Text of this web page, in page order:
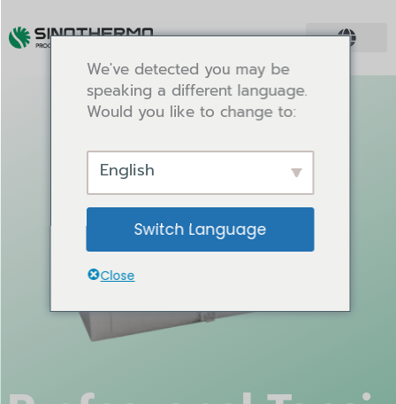
We've detected you may be
speaking a different language.
Would you like to change to:
English
Switch Language
Close